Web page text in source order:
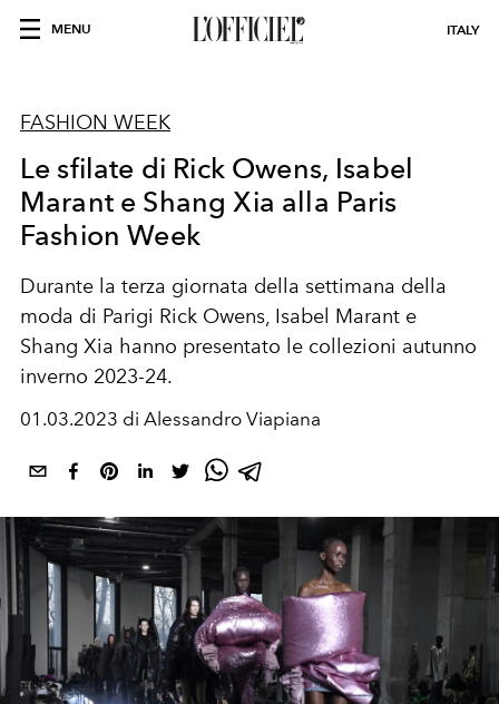
MENU ITALY
FASHION WEEK
Le sfilate di Rick Owens, Isabel
Marant e Shang Xia alla Paris
Fashion Week
Durante la terza giornata della settimana della
moda di Parigi Rick Owens, Isabel Marant e
Shang Xia hanno presentato le collezioni autunno
inverno 2023-24.
01.03.2023 di Alessandro Viapiana